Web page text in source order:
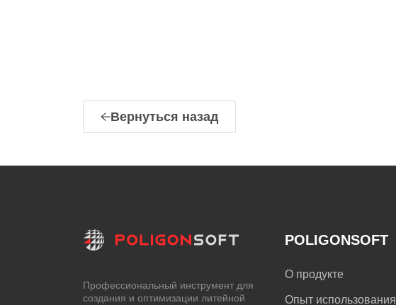
Вернуться назад
Профессиональный инструмент для
создания и оптимизации литейной
POLIGONSOFT
О продукте
Опыт использования